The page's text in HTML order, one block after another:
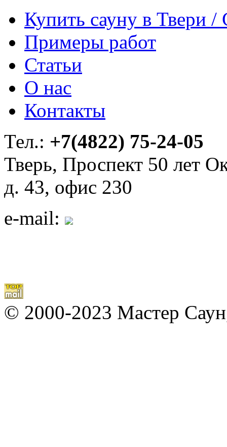
Купить сауну в Твери /
Примеры работ
Статьи
О нас
Контакты
Тел.: +7(4822) 75-24-05
Тверь, Проспект 50 лет
д. 43, офис 230
e-mail:
© 2000-2023 Мастер